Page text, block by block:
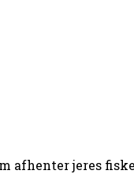
afhenter jeres